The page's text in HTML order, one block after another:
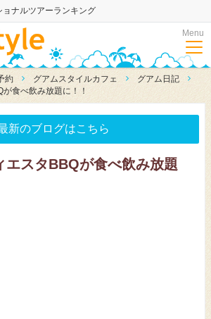
ナルツアーランキング
Menu
約 グアムスタイルカフェ
グアム日記
食べ飲み放題に！！
新のブログはこちら
エスタBBQが食べ飲み放題